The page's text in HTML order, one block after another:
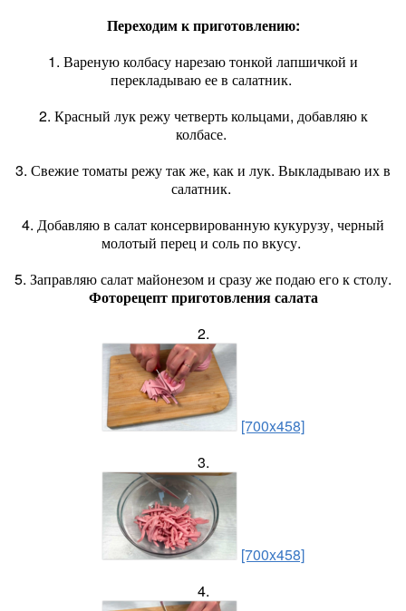
Переходим к приготовлению:
1. Вареную колбасу нарезаю тонкой лапшичкой и
перекладываю ее в салатник.
2. Красный лук режу четверть кольцами, добавляю к
колбасе.
3. Свежие томаты режу так же, как и лук. Выкладываю их в
салатник.
4. Добавляю в салат консервированную кукурузу, черный
молотый перец и соль по вкусу.
5. Заправляю салат майонезом и сразу же подаю его к столу.
Фоторецепт приготовления салата
2.
[700x458]
3.
[700x458]
4.